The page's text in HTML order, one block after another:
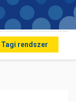
Tagi rendszer